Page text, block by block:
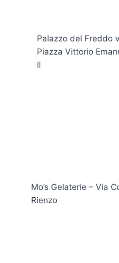
Palazzo del Freddo
Piazza Vittorio
II
Mo’s Gelaterie – Via
Rienzo